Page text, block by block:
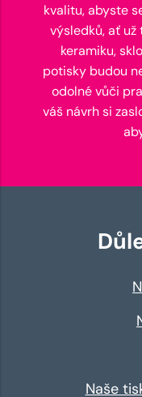
kvalitu, abyste
výsledků, ať už
keramiku,
potisky budou
odolné vůči
váš návrh si
Naše